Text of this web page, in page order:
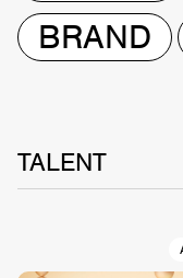
BRAND
TALENT